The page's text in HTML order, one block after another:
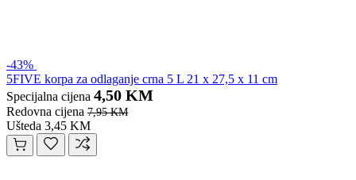
-43%
5FIVE korpa za odlaganje crna 5 L 21 x 27,5 x 11 cm
Specijalna cijena 4,50 KM
Redovna cijena 7,95 KM
Ušteda 3,45 KM